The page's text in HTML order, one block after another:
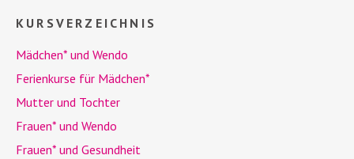
KURSVERZEICHNIS
Mädchen* und Wendo
Ferienkurse für Mädchen*
Mutter und Tochter
Frauen* und Wendo
Frauen* und Gesundheit